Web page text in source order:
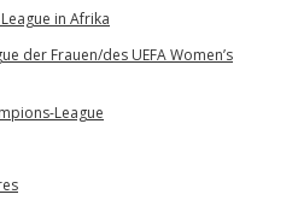
in Afrika
der Frauen/des UEFA Women’s
League